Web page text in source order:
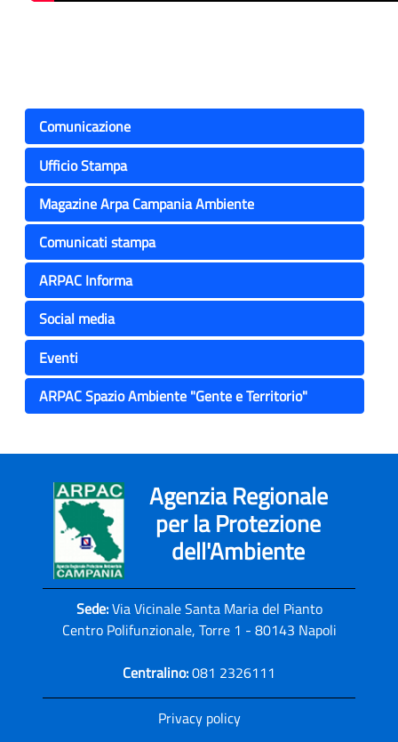
Comunicazione
Ufficio Stampa
Magazine Arpa Campania Ambiente
Comunicati stampa
ARPAC Informa
Social media
Eventi
ARPAC Spazio Ambiente "Gente e Territorio"
Agenzia Regionale
per la Protezione
dell'Ambiente
Sede:Via Vicinale Santa Maria del Pianto
Centro Polifunzionale, Torre 1 - 80143 Napoli
Centralino:081 2326111
Privacy policy